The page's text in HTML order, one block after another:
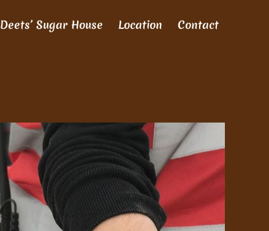
Deets’ Sugar House Location Contact